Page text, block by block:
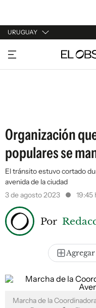
URUGUAY
URUGUAY
ARGENTINA
Organización
populares se
El tránsito estuvo cortado
avenida de la ciudad
3 de agosto 2023
19:45
Por
Marcha de la